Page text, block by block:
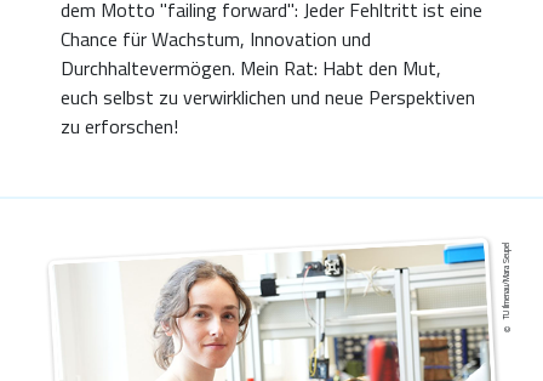
dem Motto "failing forward": Jeder Fehltritt ist eine
Chance für Wachstum, Innovation und
Durchhaltevermögen. Mein Rat: Habt den Mut,
euch selbst zu verwirklichen und neue Perspektiven
zu erforschen!
TU Ilmenau/Mara Seupel